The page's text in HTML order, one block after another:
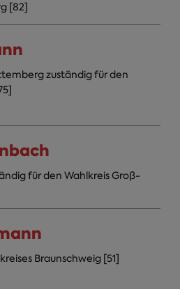
[82]
zuständig für den
für den Wahlkreis Groß-
Braunschweig [51]